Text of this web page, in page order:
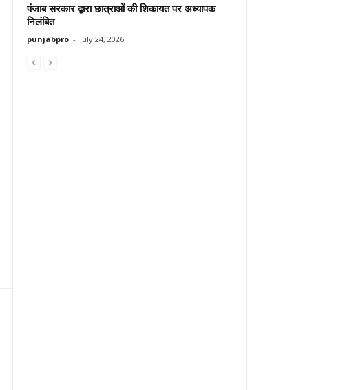
पंजाब सरकार द्वारा छात्राओं की शिकायत पर अध्यापक
निलंबित
punjabpro - July 24, 2026